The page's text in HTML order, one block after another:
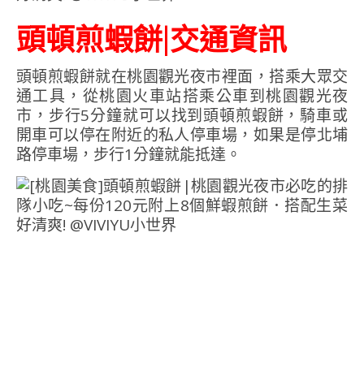
頭頓煎蝦餅|交通資訊
頭頓煎蝦餅就在桃園觀光夜市裡面，搭乘大眾交
通工具，從桃園火車站搭乘公車到桃園觀光夜
市，步行5分鐘就可以找到頭頓煎蝦餅，騎車或
開車可以停在附近的私人停車場，如果是停北埔
路停車場，步行1分鐘就能抵達。